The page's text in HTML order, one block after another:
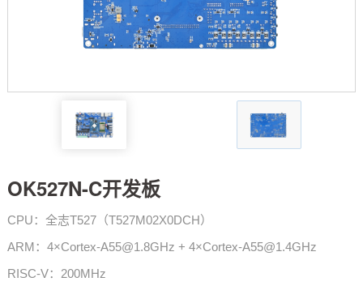
新闻中心
OK527N-C开发板
CPU：全志T527（T527M02X0DCH）
ARM：4×Cortex-A55@1.8GHz + 4×Cortex-A55@1.4GHz
RISC-V：200MHz